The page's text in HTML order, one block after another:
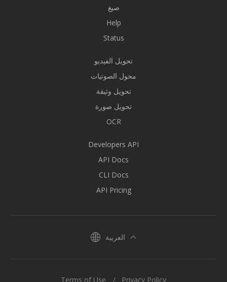
صيغ
Help
Status
تحويل الفيديو
محول الصوتيات
تحويل وثيقة
تحويل صورة
OCR
Developers API
API Docs
CLI Docs
API Pricing
العربية
Terms of Use Privacy Policy